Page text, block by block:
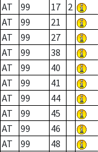
AT
99 17 2
AT
99 21
AT
99 27
AT
99 38
AT
99 40
AT
99 41
AT
99 44
AT
99 45
AT
99 46
AT
99 48